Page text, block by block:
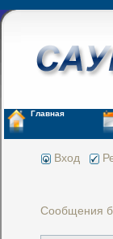
Главная
Вход
Сообщения